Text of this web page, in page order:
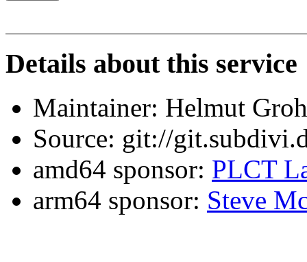
Details about this service
Maintainer: Helmut
Source: git://
amd64 sponsor: PLCT
arm64 sponsor: Steve